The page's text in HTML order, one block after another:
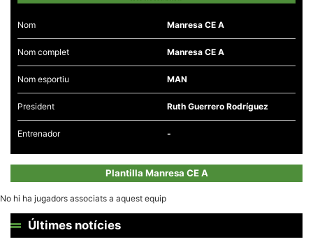
Nom Manresa CE A
Nom complet Manresa CE A
Nom esportiu MAN
President Ruth Guerrero Rodríguez
Entrenador -
Plantilla Manresa CE A
No hi ha jugadors associats a aquest equip
Últimes notícies
Necessàries
Aquestes
cookies no
són
necessàries
per al
funcionament